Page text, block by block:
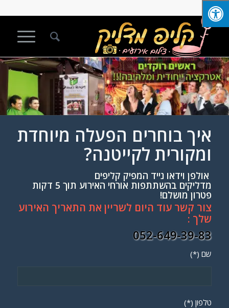
איך בוחרים הפעלה מיוחדת
ומקורית לקייטנה?
אולפן וידאו נייד המפיק קליפים
מדליקים בהשתתפות אורחי האירוע תוך 5 דקות
פטרון מושלם!
צור קשר עוד היום לשריין את התאריך האירוע
שלך :
052-649-39-83
שם (*)
טלפון (*)